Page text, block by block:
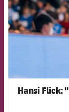
Hansi Flick: